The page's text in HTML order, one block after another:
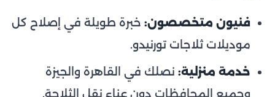
فنيون متخصصون: خبرة طويلة في إصلاح كل
موديلات ثلاجات تورنيدو.
خدمة منزلية: نصلك في القاهرة والجيزة
وجميع المحافظات دون عناء نقل الثلاجة.